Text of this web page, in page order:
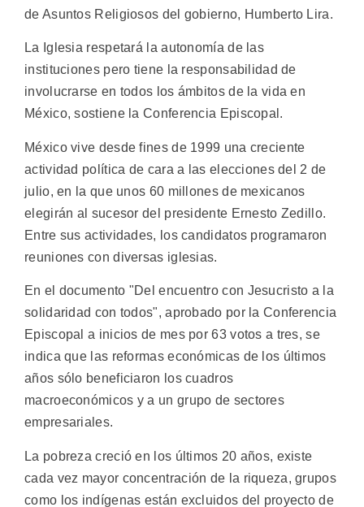
de Asuntos Religiosos del gobierno, Humberto Lira.
La Iglesia respetará la autonomía de las
instituciones pero tiene la responsabilidad de
involucrarse en todos los ámbitos de la vida en
México, sostiene la Conferencia Episcopal.
México vive desde fines de 1999 una creciente
actividad política de cara a las elecciones del 2 de
julio, en la que unos 60 millones de mexicanos
elegirán al sucesor del presidente Ernesto Zedillo.
Entre sus actividades, los candidatos programaron
reuniones con diversas iglesias.
En el documento "Del encuentro con Jesucristo a la
solidaridad con todos", aprobado por la Conferencia
Episcopal a inicios de mes por 63 votos a tres, se
indica que las reformas económicas de los últimos
años sólo beneficiaron los cuadros
macroeconómicos y a un grupo de sectores
empresariales.
La pobreza creció en los últimos 20 años, existe
cada vez mayor concentración de la riqueza, grupos
como los indígenas están excluidos del proyecto de